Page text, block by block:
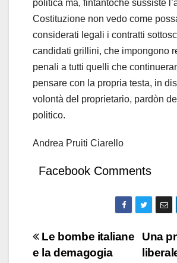
politica ma, fintantoché sussiste
Costituzione non vedo come
considerati legali i contratti
candidati grillini, che impongono
penali a tutti quelli che
pensare con la propria testa, in
volontà del proprietario, pardòn
politico.
Andrea Pruiti Ciarello
Facebook Comments
NavigazioneUna
Le bombe italiane
e la demagogia